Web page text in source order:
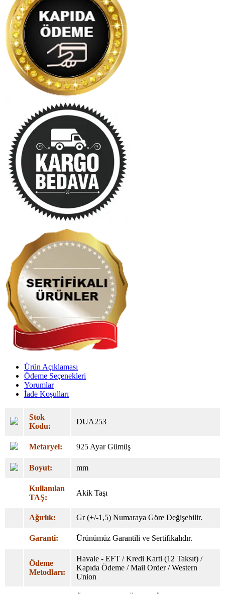
Ürün Açıklaması
Ödeme Seçenekleri
Yorumlar
İade Koşulları
Stok
Kodu:
DUA253
Metaryel: 925 Ayar Gümüş
Boyut: mm
Kullanılan
TAŞ:
Akik Taşı
Ağırlık: Gr (+/-1,5) Numaraya Göre Değişebilir.
Garanti: Ürünümüz Garantili ve Sertifikalıdır.
Ödeme
Metodları:
Havale - EFT / Kredi Karti (12 Taksıt) /
Kapıda Ödeme / Mail Order / Western
Union